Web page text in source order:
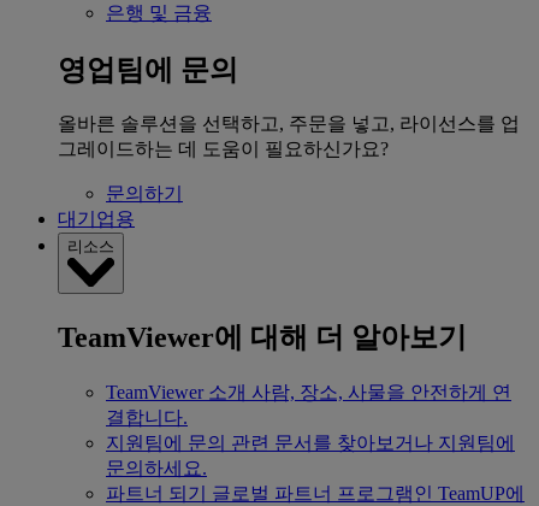
은행 및 금융
영업팀에 문의
올바른 솔루션을 선택하고, 주문을 넣고, 라이선스를 업
그레이드하는 데 도움이 필요하신가요?
문의하기
대기업용
리소스
TeamViewer에 대해 더 알아보기
TeamViewer 소개 사람, 장소, 사물을 안전하게 연
결합니다.
지원팀에 문의 관련 문서를 찾아보거나 지원팀에
문의하세요.
파트너 되기
글로벌 파트너 프로그램인 TeamUP에